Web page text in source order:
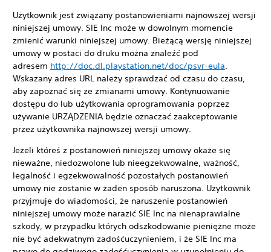
Użytkownik jest związany postanowieniami najnowszej wersji
niniejszej umowy. SIE Inc może w dowolnym momencie
zmienić warunki niniejszej umowy. Bieżącą wersję niniejszej
umowy w postaci do druku można znaleźć pod
adresem http://doc.dl.playstation.net/doc/psvr-eula.
Wskazany adres URL należy sprawdzać od czasu do czasu,
aby zapoznać się ze zmianami umowy. Kontynuowanie
dostępu do lub użytkowania oprogramowania poprzez
używanie URZĄDZENIA będzie oznaczać zaakceptowanie
przez użytkownika najnowszej wersji umowy.
Jeżeli któreś z postanowień niniejszej umowy okaże się
nieważne, niedozwolone lub nieegzekwowalne, ważność,
legalność i egzekwowalność pozostałych postanowień
umowy nie zostanie w żaden sposób naruszona. Użytkownik
przyjmuje do wiadomości, że naruszenie postanowień
niniejszej umowy może narazić SIE Inc na nienaprawialne
szkody, w przypadku których odszkodowanie pieniężne może
nie być adekwatnym zadośćuczynieniem, i że SIE Inc ma